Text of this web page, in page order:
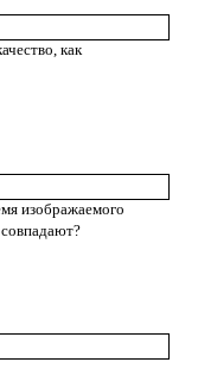
как
изображаемого
совпадают?